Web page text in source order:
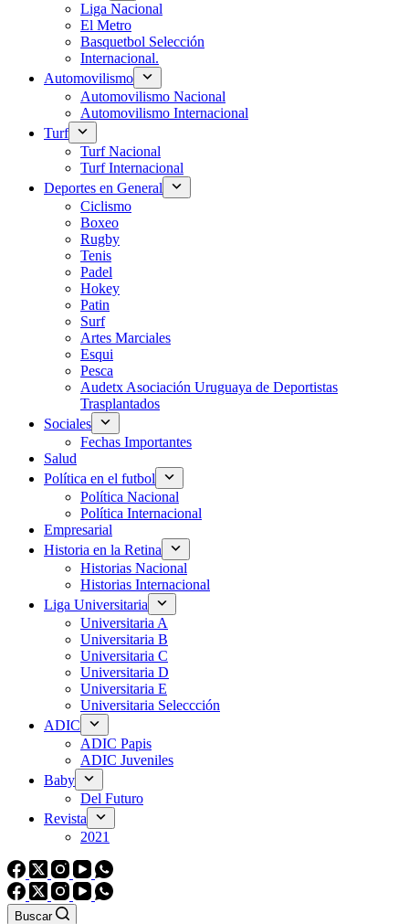
Liga Nacional
El Metro
Basquetbol Selección
Internacional.
Automovilismo
Automovilismo Nacional
Automovilismo Internacional
Turf
Turf Nacional
Turf Internacional
Deportes en General
Ciclismo
Boxeo
Rugby
Tenis
Padel
Hokey
Patin
Surf
Artes Marciales
Esqui
Pesca
Audetx Asociación Uruguaya de Deportistas
Trasplantados
Sociales
Fechas Importantes
Salud
Política en el futbol
Política Nacional
Política Internacional
Empresarial
Historia en la Retina
Historias Nacional
Historias Internacional
Liga Universitaria
Universitaria A
Universitaria B
Universitaria C
Universitaria D
Universitaria E
Universitaria Seleccción
ADIC
ADIC Papis
ADIC Juveniles
Baby
Del Futuro
Revista
2021
Buscar